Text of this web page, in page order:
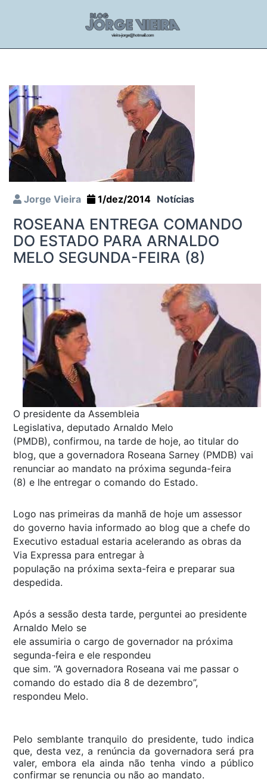
Jorge Vieira 1/dez/2014 Notícias
ROSEANA ENTREGA COMANDO
DO ESTADO PARA ARNALDO
MELO SEGUNDA-FEIRA (8)
O presidente da Assembleia
Legislativa, deputado Arnaldo Melo
(PMDB), confirmou, na tarde de hoje, ao titular do
blog, que a governadora Roseana Sarney (PMDB) vai
renunciar ao mandato na próxima segunda-feira
(8) e lhe entregar o comando do Estado.
Logo nas primeiras da manhã de hoje um assessor
do governo havia informado ao blog que a chefe do
Executivo estadual estaria acelerando as obras da
Via Expressa para entregar à
população na próxima sexta-feira e preparar sua
despedida.
Após a sessão desta tarde, perguntei ao presidente
Arnaldo Melo se
ele assumiria o cargo de governador na próxima
segunda-feira e ele respondeu
que sim. “A governadora Roseana vai me passar o
comando do estado dia 8 de dezembro”,
respondeu Melo.
Pelo semblante tranquilo do presidente, tudo indica
que, desta vez, a renúncia da governadora será pra
valer, embora ela ainda não tenha vindo a público
confirmar se renuncia ou não ao mandato.